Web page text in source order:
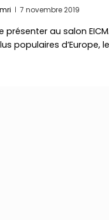
7 novembre 2019
au salon
populaires d’Europe,